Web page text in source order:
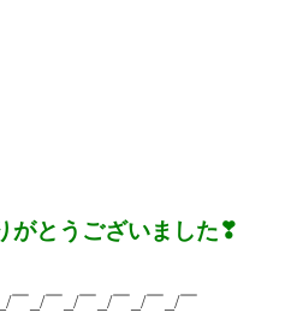
がとうございました❣
￣_/￣_/￣_/￣_/￣_/￣